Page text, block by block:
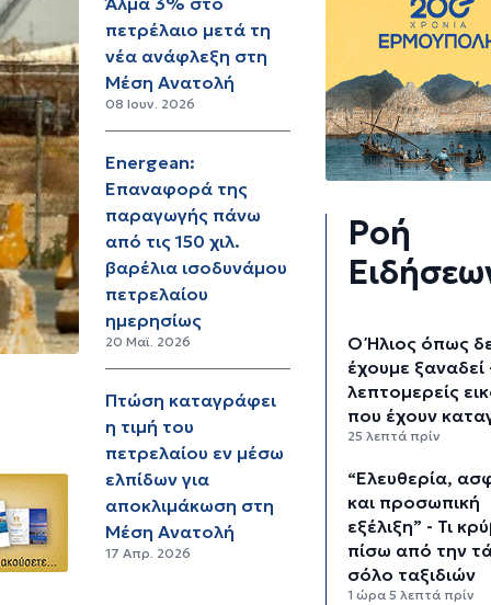
πετρέλαιο μετά τη
νέα ανάφλεξη στη
Μέση Ανατολή
08 Ιουν. 2026
Energean:
Επαναφορά της
παραγωγής πάνω
από τις 150 χιλ.
βαρέλια ισοδυνάμου
πετρελαίου
ημερησίως
20 Μαϊ. 2026
Πτώση καταγράφει
η τιμή του
πετρελαίου εν μέσω
ελπίδων για
αποκλιμάκωση στη
Μέση Ανατολή
17 Απρ. 2026
Ροή
Ο Ήλιος όπως
έχουμε ξαναδεί
λεπτομερείς
που έχουν
25 λεπτά πρίν
“Ελευθερία,
και προσωπική
εξέλιξη” - Τι
πίσω από την
σόλο ταξιδιών
1 ώρα 5 λεπτά πρίν